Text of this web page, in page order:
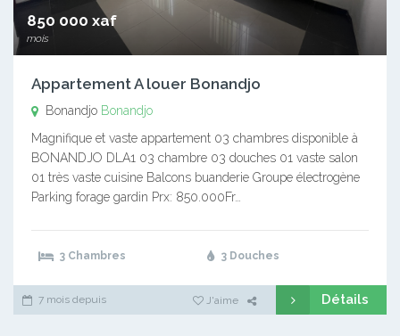
850 000 xaf
mois
Appartement A louer Bonandjo
Bonandjo Bonandjo
Magnifique et vaste appartement 03 chambres disponible à
BONANDJO DLA1 03 chambre 03 douches 01 vaste salon
01 très vaste cuisine Balcons buanderie Groupe électrogène
Parking forage gardin Prx: 850.000Fr…
3 Chambres 3 Douches
7 mois depuis J'aime Détails